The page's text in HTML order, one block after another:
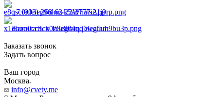
+7 (903) 268-62-22WhatsApp
Написать в TelegramTelegram
Заказать звонок
Задать вопрос
Ваш город
Москва
info@cvety.me